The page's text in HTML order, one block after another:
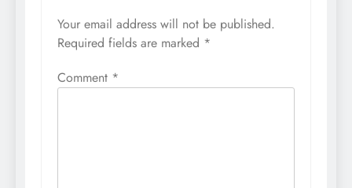
Your email address will not be published.
Required fields are marked *
Comment *